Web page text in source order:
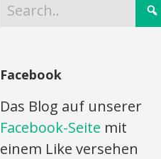
Facebook
Das Blog auf unserer
Facebook-Seite mit
einem Like versehen